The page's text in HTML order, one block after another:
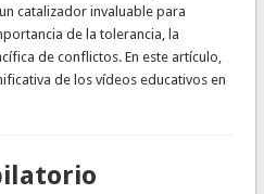
catalizador invaluable para
de la tolerancia, la
de conflictos. En este artículo,
de los vídeos educativos en